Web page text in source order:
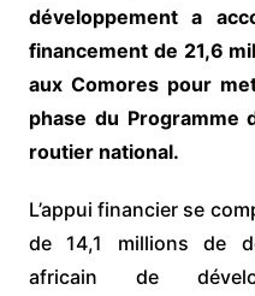
développement a
financement de 21,6
aux Comores pour
phase du Programme
routier national.
L’appui financier se
de 14,1 millions de
africain de